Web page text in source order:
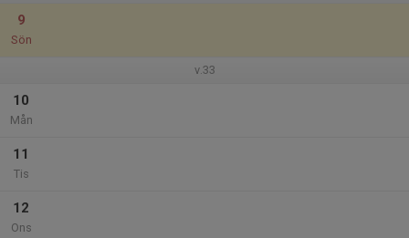
9
Sön
v.33
10
Mån
11
Tis
12
Ons